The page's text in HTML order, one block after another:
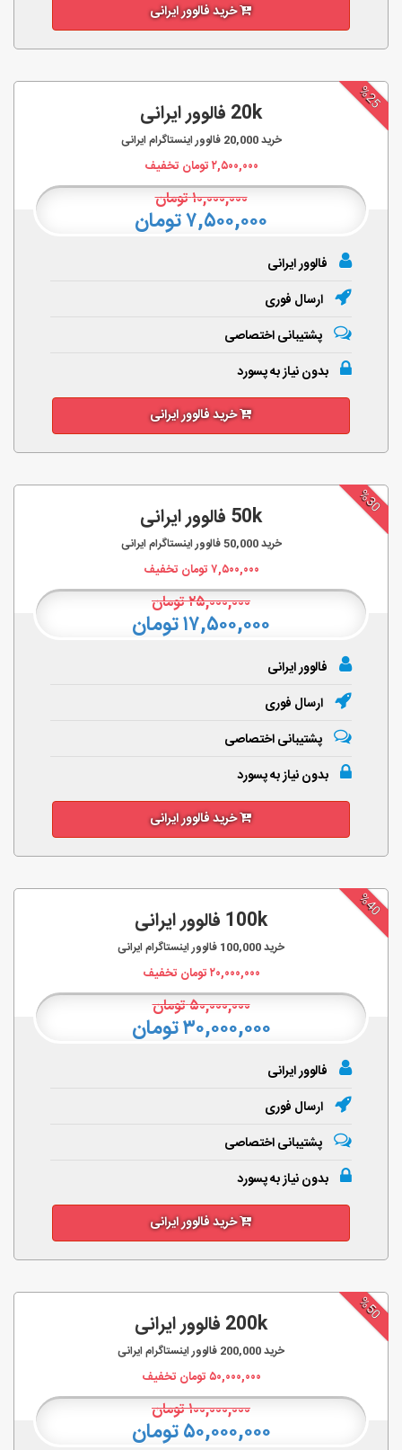
خرید فالوور ایرانی
%25
20k فالوور ایرانی
خرید20,000 فالوور اینستاگرام ایرانی
۲,۵۰۰,۰۰۰تومان تخفیف
۱۰,۰۰۰,۰۰۰تومان
۷,۵۰۰,۰۰۰ تومان
فالوور ایرانی
ارسال فوری
پشتیبانی اختصاصی
بدون نیاز به پسورد
خرید فالوور ایرانی
%30
50k فالوور ایرانی
خرید50,000فالوور اینستاگرام ایرانی
۷,۵۰۰,۰۰۰تومان تخفیف
۲۵,۰۰۰,۰۰۰تومان
۱۷,۵۰۰,۰۰۰ تومان
فالوور ایرانی
ارسال فوری
پشتیبانی اختصاصی
بدون نیاز به پسورد
خرید فالوور ایرانی
%40
100k فالوور ایرانی
خرید100,000 فالوور اینستاگرام ایرانی
۲۰,۰۰۰,۰۰۰تومان تخفیف
۵۰,۰۰۰,۰۰۰تومان
۳۰,۰۰۰,۰۰۰ تومان
فالوور ایرانی
ارسال فوری
پشتیبانی اختصاصی
بدون نیاز به پسورد
خرید فالوور ایرانی
%50
200k فالوور ایرانی
خرید200,000 فالوور اینستاگرام ایرانی
۵۰,۰۰۰,۰۰۰تومان تخفیف
۱۰۰,۰۰۰,۰۰۰تومان
۵۰,۰۰۰,۰۰۰ تومان